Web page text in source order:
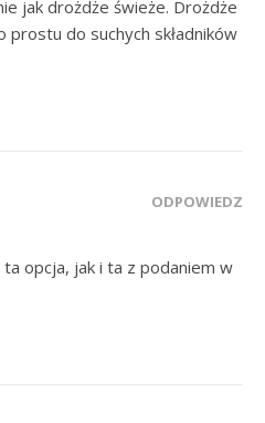
jak drożdże świeże. Drożdże
prostu do suchych składników
ODPOWIEDZ
opcja, jak i ta z podaniem w